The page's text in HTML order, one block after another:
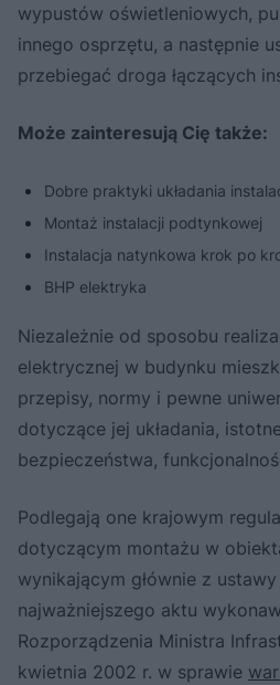
wypustów oświetleniowych,
innego osprzętu, a następnie
przebiegać droga łączących
Może zainteresują Cię także:
Dobre praktyki układania
Montaż instalacji podtynkowej
Instalacja natynkowa krok po
BHP elektryka
Niezależnie od sposobu
elektrycznej w budynku
przepisy, normy i pewne
dotyczące jej układania,
bezpieczeństwa,
Podlegają one krajowym
dotyczącym montażu w
wynikającym głównie z
najważniejszego aktu
Rozporządzenia Ministra
kwietnia 2002 r. w sprawie